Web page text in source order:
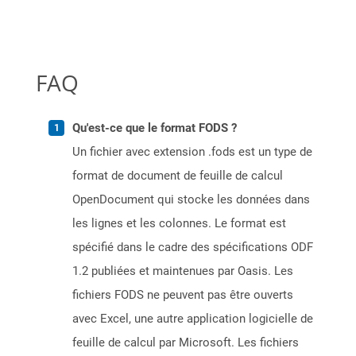
FAQ
Qu'est-ce que le format FODS ?
Un fichier avec extension .fods est un type de
format de document de feuille de calcul
OpenDocument qui stocke les données dans
les lignes et les colonnes. Le format est
spécifié dans le cadre des spécifications ODF
1.2 publiées et maintenues par Oasis. Les
fichiers FODS ne peuvent pas être ouverts
avec Excel, une autre application logicielle de
feuille de calcul par Microsoft. Les fichiers